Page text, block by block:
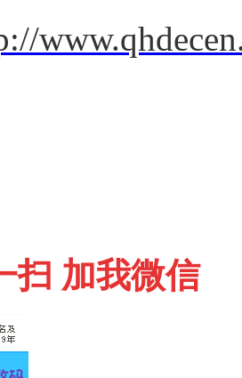
扫 加我微信